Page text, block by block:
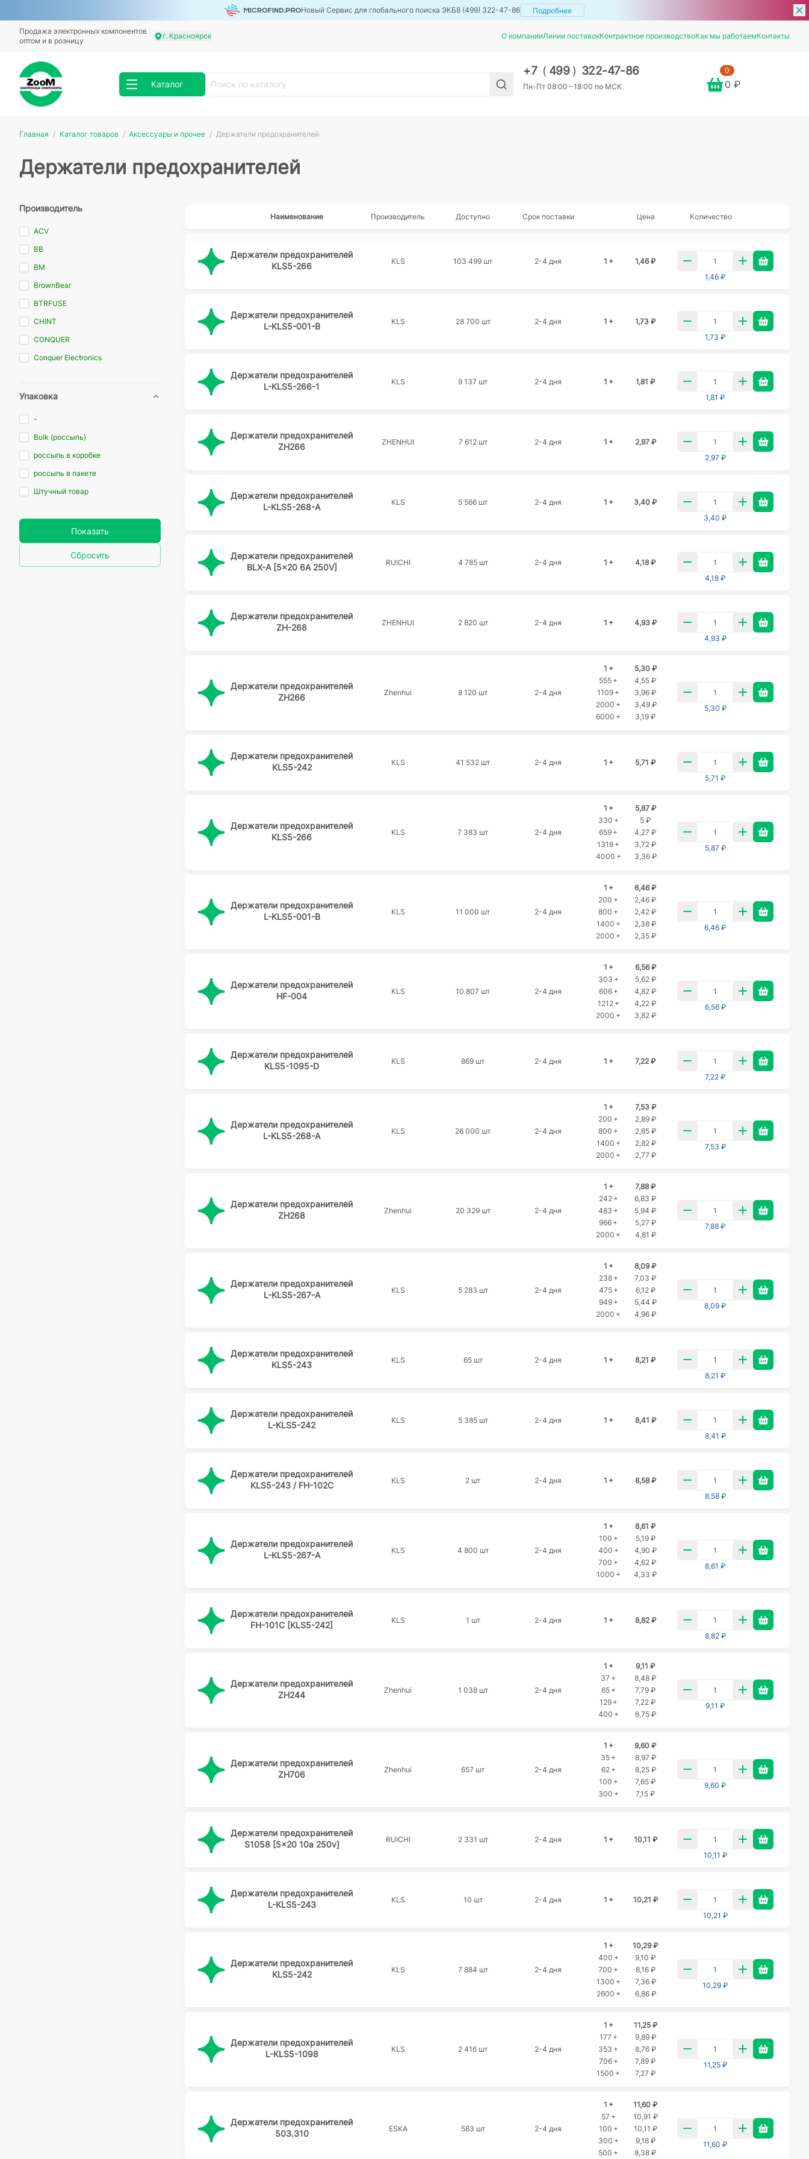
Новый Сервис для глобального поиска ЭКБ8 (499) 322-47-86 Подробнее
Продажа электронных компонентов
оптом и в розницу
г. Красноярск О компанииЛинии поставокКонтрактное производствоКак мы работаемКонтакты
Каталог
+7 ( 499 ) 322-47-86
Пн-Пт 08:00 – 18:00 по МСК
0
0 ₽
Главная Каталог товаров Аксессуары и прочее Держатели предохранителей
Держатели предохранителей
Производитель
ACV
BB
BM
BrownBear
BTRFUSE
CHINT
CONQUER
Conquer Electronics
DRAGON CITY
REXANT
Упаковка
-
Bulk (россыпь)
россыпь в коробке
россыпь в пакете
Штучный товар
Показать
Сбросить
Наименование Производитель Доступно Срок поставки Цена Количество
Держатели предохранителей
KLS5-266
KLS 103 499 шт 2-4 дня 1 +
1,46 ₽
1,46 ₽
Держатели предохранителей
L-KLS5-001-B
KLS 28 700 шт 2-4 дня 1 +
1,73 ₽
1,73 ₽
Держатели предохранителей
L-KLS5-266-1
KLS 9 137 шт 2-4 дня 1 +
1,81 ₽
1,81 ₽
Держатели предохранителей
ZH266
ZHENHUI 7 612 шт 2-4 дня 1 +
2,97 ₽
2,97 ₽
Держатели предохранителей
L-KLS5-268-A
KLS 5 566 шт 2-4 дня 1 +
3,40 ₽
3,40 ₽
Держатели предохранителей
BLX-A [5x20 6A 250V]
RUICHI 4 785 шт 2-4 дня 1 +
4,18 ₽
4,18 ₽
Держатели предохранителей
ZH-268
ZHENHUI 2 820 шт 2-4 дня 1 +
4,93 ₽
4,93 ₽
Держатели предохранителей
ZH266
Zhenhui 8 120 шт 2-4 дня
1 +
5,30 ₽
555 +
4,55 ₽
1109 +
3,96 ₽
2000 +
3,49 ₽
6000 +
3,19 ₽
5,30 ₽
Держатели предохранителей
KLS5-242
KLS 41 532 шт 2-4 дня 1 +
5,71 ₽
5,71 ₽
Держатели предохранителей
KLS5-266
KLS 7 383 шт 2-4 дня
1 +
5,87 ₽
330 +
5 ₽
659 +
4,27 ₽
1318 +
3,72 ₽
4000 +
3,36 ₽
5,87 ₽
Держатели предохранителей
L-KLS5-001-B
KLS 11 000 шт 2-4 дня
1 +
6,46 ₽
200 +
2,46 ₽
800 +
2,42 ₽
1400 +
2,38 ₽
2000 +
2,35 ₽
6,46 ₽
Держатели предохранителей
HF-004
KLS 10 807 шт 2-4 дня
1 +
6,56 ₽
303 +
5,62 ₽
606 +
4,82 ₽
1212 +
4,22 ₽
2000 +
3,82 ₽
6,56 ₽
Держатели предохранителей
KLS5-1095-D
KLS 869 шт 2-4 дня 1 +
7,22 ₽
7,22 ₽
Держатели предохранителей
L-KLS5-268-A
KLS 26 000 шт 2-4 дня
1 +
7,53 ₽
200 +
2,89 ₽
800 +
2,85 ₽
1400 +
2,82 ₽
2000 +
2,77 ₽
7,53 ₽
Держатели предохранителей
ZH268
Zhenhui 20 329 шт 2-4 дня
1 +
7,88 ₽
242 +
6,83 ₽
483 +
5,94 ₽
966 +
5,27 ₽
2000 +
4,81 ₽
7,88 ₽
Держатели предохранителей
L-KLS5-267-A
KLS 5 283 шт 2-4 дня
1 +
8,09 ₽
238 +
7,03 ₽
475 +
6,12 ₽
949 +
5,44 ₽
2000 +
4,96 ₽
8,09 ₽
Держатели предохранителей
KLS5-243
KLS 65 шт 2-4 дня 1 +
8,21 ₽
8,21 ₽
Держатели предохранителей
L-KLS5-242
KLS 5 385 шт 2-4 дня 1 +
8,41 ₽
8,41 ₽
Держатели предохранителей
KLS5-243 / FH-102C
KLS 2 шт 2-4 дня 1 +
8,58 ₽
8,58 ₽
Держатели предохранителей
L-KLS5-267-A
KLS 4 800 шт 2-4 дня
1 +
8,61 ₽
100 +
5,19 ₽
400 +
4,90 ₽
700 +
4,62 ₽
1000 +
4,33 ₽
8,61 ₽
Держатели предохранителей
FH-101C [KLS5-242]
KLS 1 шт 2-4 дня 1 +
8,82 ₽
8,82 ₽
Держатели предохранителей
ZH244
Zhenhui 1 038 шт 2-4 дня
1 +
9,11 ₽
37 +
8,48 ₽
65 +
7,79 ₽
129 +
7,22 ₽
400 +
6,75 ₽
9,11 ₽
Держатели предохранителей
ZH706
Zhenhui 657 шт 2-4 дня
1 +
9,60 ₽
35 +
8,97 ₽
62 +
8,25 ₽
100 +
7,65 ₽
300 +
7,15 ₽
9,60 ₽
Держатели предохранителей
S1058 [5x20 10a 250v]
RUICHI 2 331 шт 2-4 дня 1 +
10,11 ₽
10,11 ₽
Держатели предохранителей
L-KLS5-243
KLS 10 шт 2-4 дня 1 +
10,21 ₽
10,21 ₽
Держатели предохранителей
KLS5-242
KLS 7 884 шт 2-4 дня
1 +
10,29 ₽
400 +
9,10 ₽
700 +
8,16 ₽
1300 +
7,36 ₽
2600 +
6,86 ₽
10,29 ₽
Держатели предохранителей
L-KLS5-1098
KLS 2 416 шт 2-4 дня
1 +
11,25 ₽
177 +
9,89 ₽
353 +
8,76 ₽
706 +
7,89 ₽
1500 +
7,27 ₽
11,25 ₽
Держатели предохранителей
503.310
ESKA 583 шт 2-4 дня
1 +
11,60 ₽
57 +
10,91 ₽
100 +
10,11 ₽
300 +
9,18 ₽
500 +
8,38 ₽
11,60 ₽